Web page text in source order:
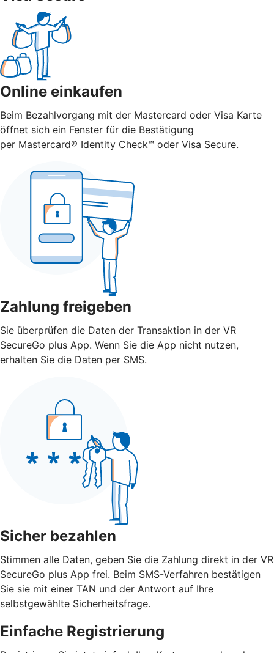
Online einkaufen
Beim Bezahlvorgang mit der Mastercard oder Visa Karte
öffnet sich ein Fenster für die Bestätigung
per Mastercard® Identity Check™ oder Visa Secure.
Zahlung freigeben
Sie überprüfen die Daten der Transaktion in der VR
SecureGo plus App. Wenn Sie die App nicht nutzen,
erhalten Sie die Daten per SMS.
Sicher bezahlen
Stimmen alle Daten, geben Sie die Zahlung direkt in der VR
SecureGo plus App frei. Beim SMS-Verfahren bestätigen
Sie sie mit einer TAN und der Antwort auf Ihre
selbstgewählte Sicherheitsfrage.
Einfache Registrierung